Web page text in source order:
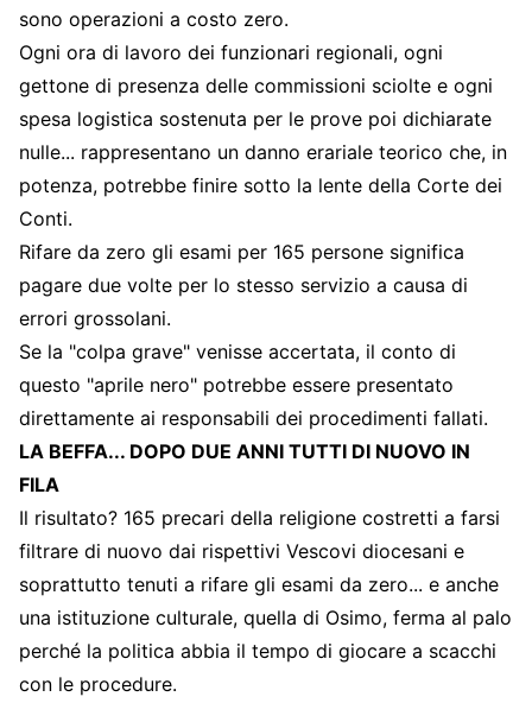
sono operazioni a costo zero.
Ogni ora di lavoro dei funzionari regionali, ogni
gettone di presenza delle commissioni sciolte e ogni
spesa logistica sostenuta per le prove poi dichiarate
nulle... rappresentano un danno erariale teorico che, in
potenza, potrebbe finire sotto la lente della Corte dei
Conti.
Rifare da zero gli esami per 165 persone significa
pagare due volte per lo stesso servizio a causa di
errori grossolani.
Se la "colpa grave" venisse accertata, il conto di
questo "aprile nero" potrebbe essere presentato
direttamente ai responsabili dei procedimenti fallati.
LA BEFFA... DOPO DUE ANNI TUTTI DI NUOVO IN
FILA
Il risultato? 165 precari della religione costretti a farsi
filtrare di nuovo dai rispettivi Vescovi diocesani e
soprattutto tenuti a rifare gli esami da zero... e anche
una istituzione culturale, quella di Osimo, ferma al palo
perché la politica abbia il tempo di giocare a scacchi
con le procedure.